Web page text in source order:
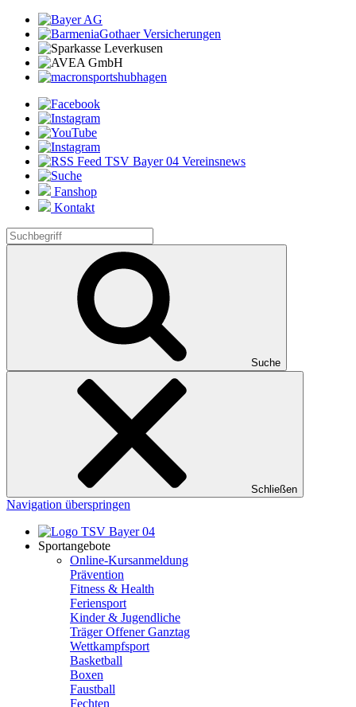
Fanshop
Kontakt
Suche
Schließen
Navigation überspringen
Sportangebote
Online-Kursanmeldung
Prävention
Fitness & Health
Feriensport
Kinder & Jugendliche
Träger Offener Ganztag
Wettkampfsport
Basketball
Boxen
Faustball
Fechten